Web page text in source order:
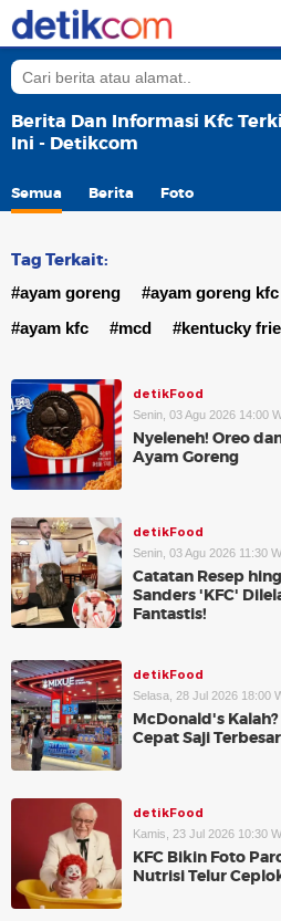
Berita Dan Informasi Kfc
Ini - Detikcom
Semua Berita Foto
Tag Terkait:
#ayam goreng #ayam goreng kfc
#ayam kfc
#mcd #kentucky
detikFood
Senin, 03 Agu 2026 14:00
Nyeleneh! Oreo
Ayam Goreng
detikFood
Senin, 03 Agu 2026 11:30
Catatan Resep
Sanders 'KFC'
Fantastis!
detikFood
Selasa, 28 Jul 2026 18:00
McDonald's
Cepat Saji
detikFood
Kamis, 23 Jul 2026 10:30
KFC Bikin Foto
Nutrisi Telur